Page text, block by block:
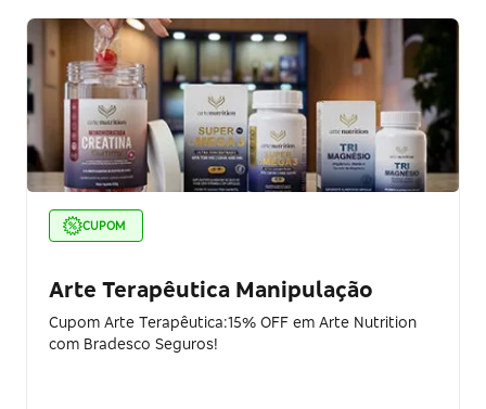
CUPOM
Arte Terapêutica Manipulação
Cupom Arte Terapêutica:15% OFF em Arte Nutrition
com Bradesco Seguros!